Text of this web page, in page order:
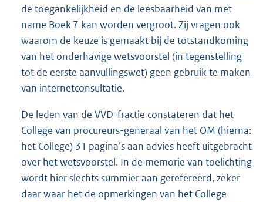
de toegankelijkheid en de leesbaarheid van met
name Boek 7 kan worden vergroot. Zij vragen ook
waarom de keuze is gemaakt bij de totstandkoming
van het onderhavige wetsvoorstel (in tegenstelling
tot de eerste aanvullingswet) geen gebruik te maken
van internetconsultatie.
De leden van de VVD-fractie constateren dat het
College van procureurs-generaal van het OM (hierna:
het College) 31 pagina’s aan advies heeft uitgebracht
over het wetsvoorstel. In de memorie van toelichting
wordt hier slechts summier aan gerefereerd, zeker
daar waar het de opmerkingen van het College